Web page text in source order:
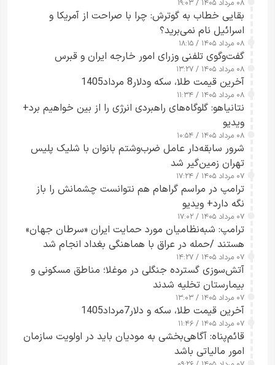
۰۸ مرداد ۱۴۰۵ / ۱۹:۰۳
بقایی خطاب به گوترش: چرا با صراحت از آمریکا و
اسرائیل نام نمی‌برید؟
۰۸ مرداد ۱۴۰۵ / ۱۸:۱۵
گفت‌وگوی تلفنی وزرای امور خارجه ایران و قبرس
۰۸ مرداد ۱۴۰۵ / ۱۳:۲۷
آخرین قیمت طلا، سکه ودلار8 مرداد1405
۰۸ مرداد ۱۴۰۵ / ۱۱:۳۴
نتانیاهو: گلوگاه‌های راهبردی انرژی را از بین خواهیم برد+
ویدیو
۰۸ مرداد ۱۴۰۵ / ۱۰:۵۴
شرور سابقه‌دار عامل ضرب‌وشتم بانوان با شلیک پلیس
تهران زمین‌گیر شد
۰۷ مرداد ۱۴۰۵ / ۱۷:۲۴
ترامپ در مراسم گراهام هم نتوانست چشمانش را باز
نگه دارد+ ویدیو
۰۷ مرداد ۱۴۰۵ / ۱۷:۰۲
ترامپ: شبه‌نظامیان مورد حمایت ایران «سرطان جهان»
هستند /حمله در عراق با هماهنگی بغداد انجام شد
۰۷ مرداد ۱۴۰۵ / ۱۴:۲۷
آتش‌سوزی گسترده جنگلی در موغلا؛ مناطق مسکونی و
بیمارستان تخلیه شدند
۰۷ مرداد ۱۴۰۵ / ۱۳:۰۳
آخرین قیمت طلا، سکه و دلار7مرداد1405
۰۷ مرداد ۱۴۰۵ / ۱۱:۴۶
قائم‌پناه: آگاهی‌بخشی به مودیان باید در اولویت سازمان
امور مالیاتی باشد